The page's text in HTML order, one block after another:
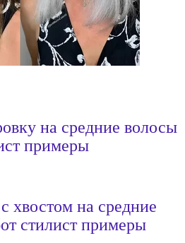
на средние волосы
примеры
хвостом на средние
стилист примеры